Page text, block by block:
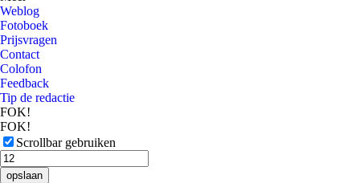
Weblog
Fotoboek
Prijsvragen
Contact
Colofon
Feedback
Tip de redactie
FOK!
FOK!
Scrollbar gebruiken
opslaan